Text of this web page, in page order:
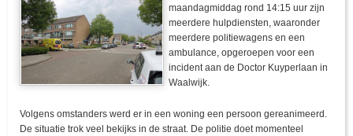
maandagmiddag rond 14:15 uur zijn
meerdere hulpdiensten, waaronder
meerdere politiewagens en een
ambulance, opgeroepen voor een
incident aan de Doctor Kuyperlaan in
Waalwijk.
Volgens omstanders werd er in een woning een persoon gereanimeerd.
De situatie trok veel bekijks in de straat. De politie doet momenteel